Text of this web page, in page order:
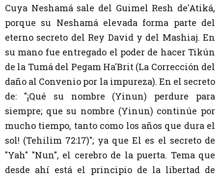
Cuya Neshamá sale del Guimel Resh de'Atiká,
porque su Neshamá elevada forma parte del
eterno secreto del Rey David y del Mashiaj. En
su mano fue entregado el poder de hacer Tikún
de la Tumá del Pegam Ha'Brit (La Corrección del
daño al Convenio por la impureza). En el secreto
de: "¡Qué su nombre (Yinun) perdure para
siempre; que su nombre (Yinun) continúe por
mucho tiempo, tanto como los años que dura el
sol! (Tehilim 72:17)"; ya que El es el secreto de
"Yah" "Nun", el cerebro de la puerta. Tema que
desde ahí está el principio de la libertad de